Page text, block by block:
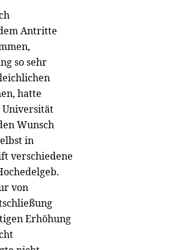
Antritte
so sehr
hatte
Universität
Wunsch
in
verschiedene
von
Erhöhung